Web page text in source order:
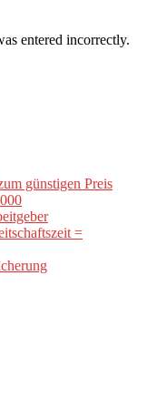
entered incorrectly.
günstigen Preis
=